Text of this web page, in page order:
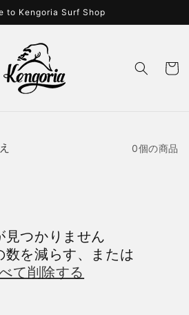
to Kengoria Surf Shop
ー
0個の商品
見つかりません
数を減らす、または
て削除する